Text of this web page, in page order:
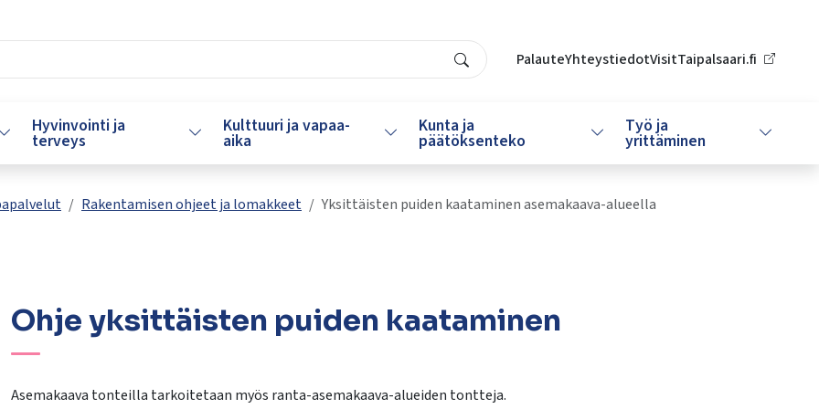
PalauteYhteystiedotVisitTaipalsaari.fi
Search
alasvetovalikkoa
Hyvinvointi ja
terveys Vaihda alasvetovalikkoa
Kulttuuri ja vapaa-
aika Vaihda alasvetovalikkoa
Kunta ja
päätöksenteko Vaihda alasvetovalikkoa
Työ ja
yrittäminen Vaihda
Rakentamisen ohjeet ja lomakkeet Yksittäisten puiden kaataminen asemakaava-alueella
Ohje yksittäisten puiden kaataminen
Asemakaava tonteilla tarkoitetaan myös ranta-asemakaava-alueiden tontteja.